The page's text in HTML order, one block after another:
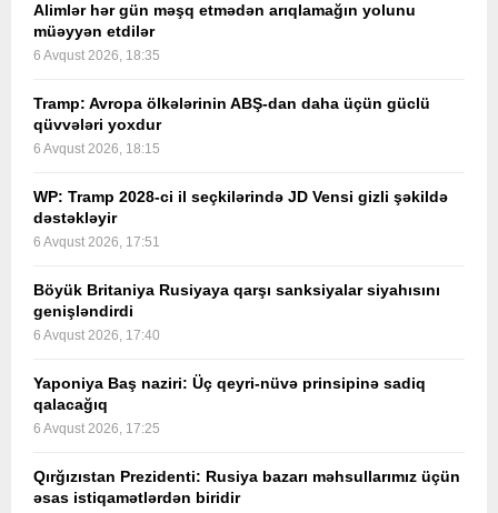
Alimlər hər gün məşq etmədən arıqlamağın yolunu
müəyyən etdilər
6 Avqust 2026, 18:35
Tramp: Avropa ölkələrinin ABŞ-dan daha üçün güclü
qüvvələri yoxdur
6 Avqust 2026, 18:15
WP: Tramp 2028-ci il seçkilərində JD Vensi gizli şəkildə
dəstəkləyir
6 Avqust 2026, 17:51
Böyük Britaniya Rusiyaya qarşı sanksiyalar siyahısını
genişləndirdi
6 Avqust 2026, 17:40
Yaponiya Baş naziri: Üç qeyri-nüvə prinsipinə sadiq
qalacağıq
6 Avqust 2026, 17:25
Qırğızıstan Prezidenti: Rusiya bazarı məhsullarımız üçün
əsas istiqamətlərdən biridir